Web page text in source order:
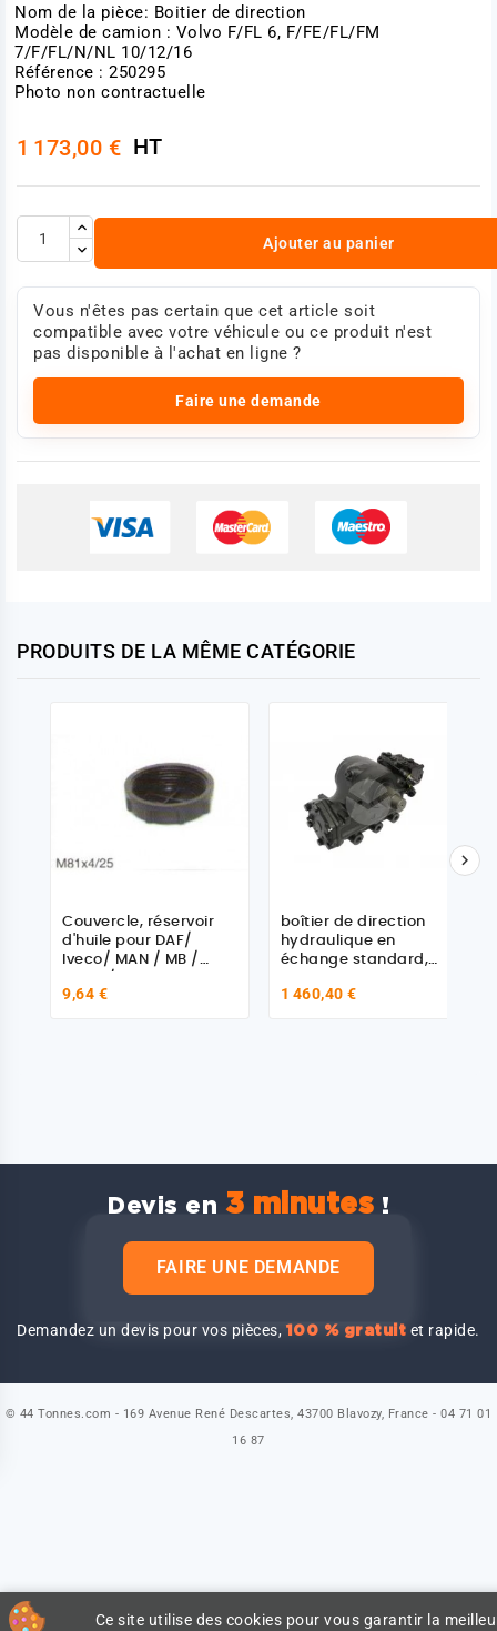
Nom de la pièce: Boitier de direction
Modèle de camion : Volvo F/FL 6, F/FE/FL/FM
7/F/FL/N/NL 10/12/16
Référence : 250295
Photo non contractuelle
1 173,00 € HT
Ajouter au panier
Vous n'êtes pas certain que cet article soit
compatible avec votre véhicule ou ce produit n'est
pas disponible à l'achat en ligne ?
Faire une demande
PRODUITS DE LA MÊME CATÉGORIE
Couvercle, réservoir
d'huile pour DAF/
Iveco/ MAN / MB /
1320044
9,64 €
boîtier de direction
hydraulique en
échange standard,
1 460,40 €

Devis en 3 minutes !
FAIRE UNE DEMANDE
Demandez un devis pour vos pièces,100 % gratuit et rapide.
Ce site utilise des cookies pour vous garantir la
© 44 Tonnes.com - 169 Avenue René Descartes, 43700 Blavozy, France - 04 71 01
16 87